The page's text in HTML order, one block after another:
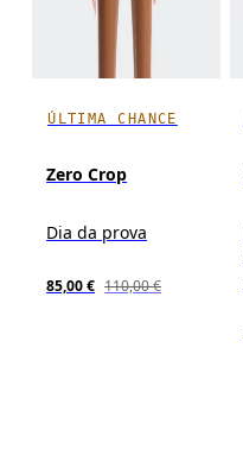
ÚLTIMA CHANCE
Zero Crop
Dia da prova
85,00 € 110,00 €